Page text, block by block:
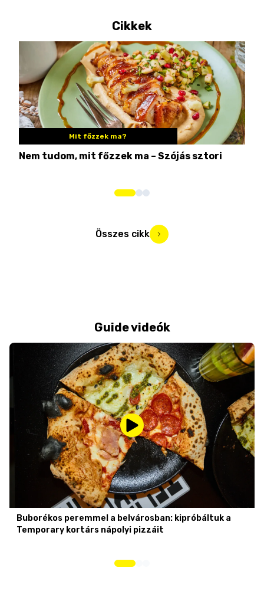
Cikkek
Mit főzzek ma?
Nem tudom, mit főzzek ma – Szójás sztori
Összes cikk
Guide videók
Buborékos peremmel a belvárosban: kipróbáltuk a
Temporary kortárs nápolyi pizzáit